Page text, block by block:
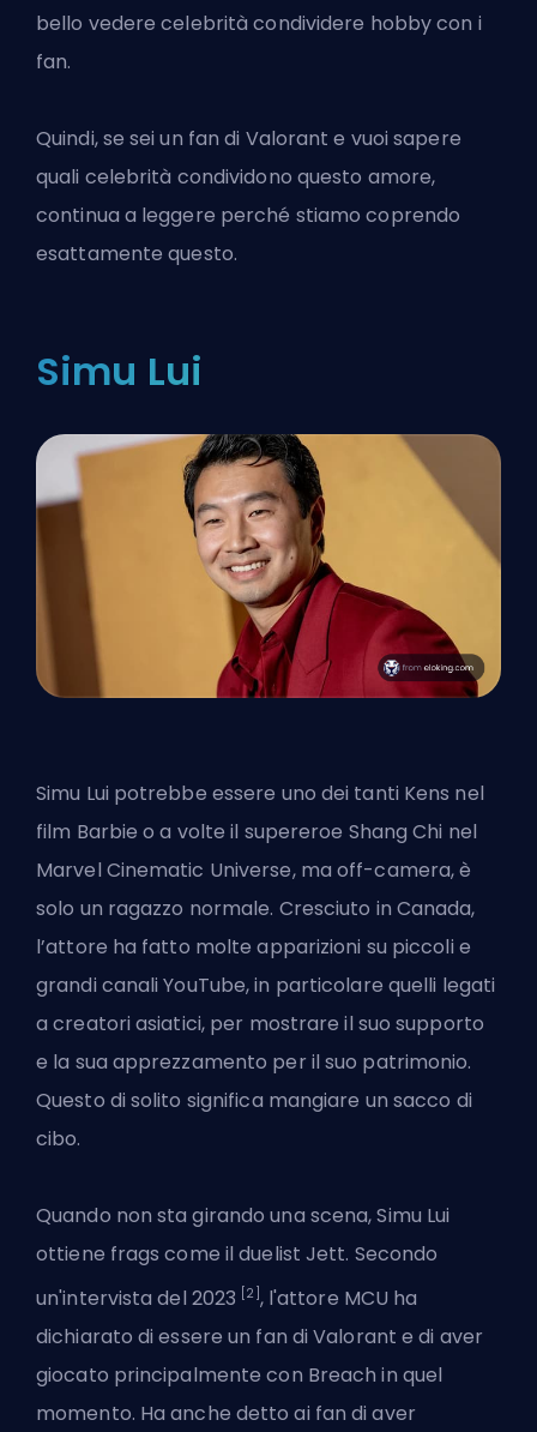
bello vedere celebrità condividere hobby con i
fan.
Quindi, se sei un fan di Valorant e vuoi sapere
quali celebrità condividono questo amore,
continua a leggere perché stiamo coprendo
esattamente questo.
Simu Lui
Simu Lui potrebbe essere uno dei tanti Kens nel
film Barbie o a volte il supereroe Shang Chi nel
Marvel Cinematic Universe, ma off-camera, è
solo un ragazzo normale. Cresciuto in Canada,
l’attore ha fatto molte apparizioni su piccoli e
grandi canali YouTube, in particolare quelli legati
a creatori asiatici, per mostrare il suo supporto
e la sua apprezzamento per il suo patrimonio.
Questo di solito significa mangiare un sacco di
cibo.
Quando non sta girando una scena, Simu Lui
ottiene frags come il duelist Jett. Secondo
un'intervista del 2023 [2], l'attore MCU ha
dichiarato di essere un fan di Valorant e di aver
giocato principalmente con Breach in quel
momento. Ha anche detto ai fan di aver